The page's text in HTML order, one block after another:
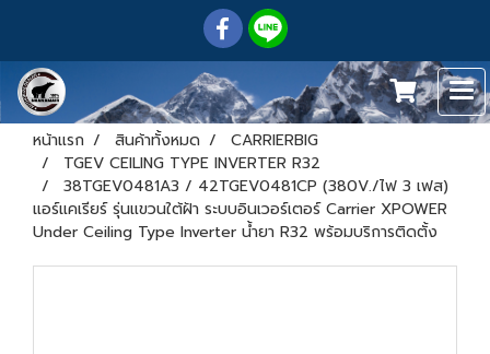
หน้าแรก สินค้าทั้งหมด
CARRIERBIG
TGEV CEILING TYPE INVERTER R32
38TGEV0481A3 / 42TGEV0481CP (380V./ไฟ 3 เฟส)
แอร์แคเรียร์ รุ่นแขวนใต้ฝ้า ระบบอินเวอร์เตอร์ Carrier XPOWER
Under Ceiling Type Inverter น้ำยา R32 พร้อมบริการติดตั้ง